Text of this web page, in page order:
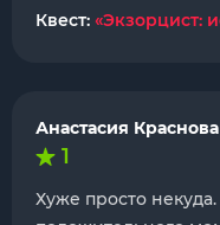
Квест: «Экзорцист:
Анастасия Краснова
1
Хуже просто